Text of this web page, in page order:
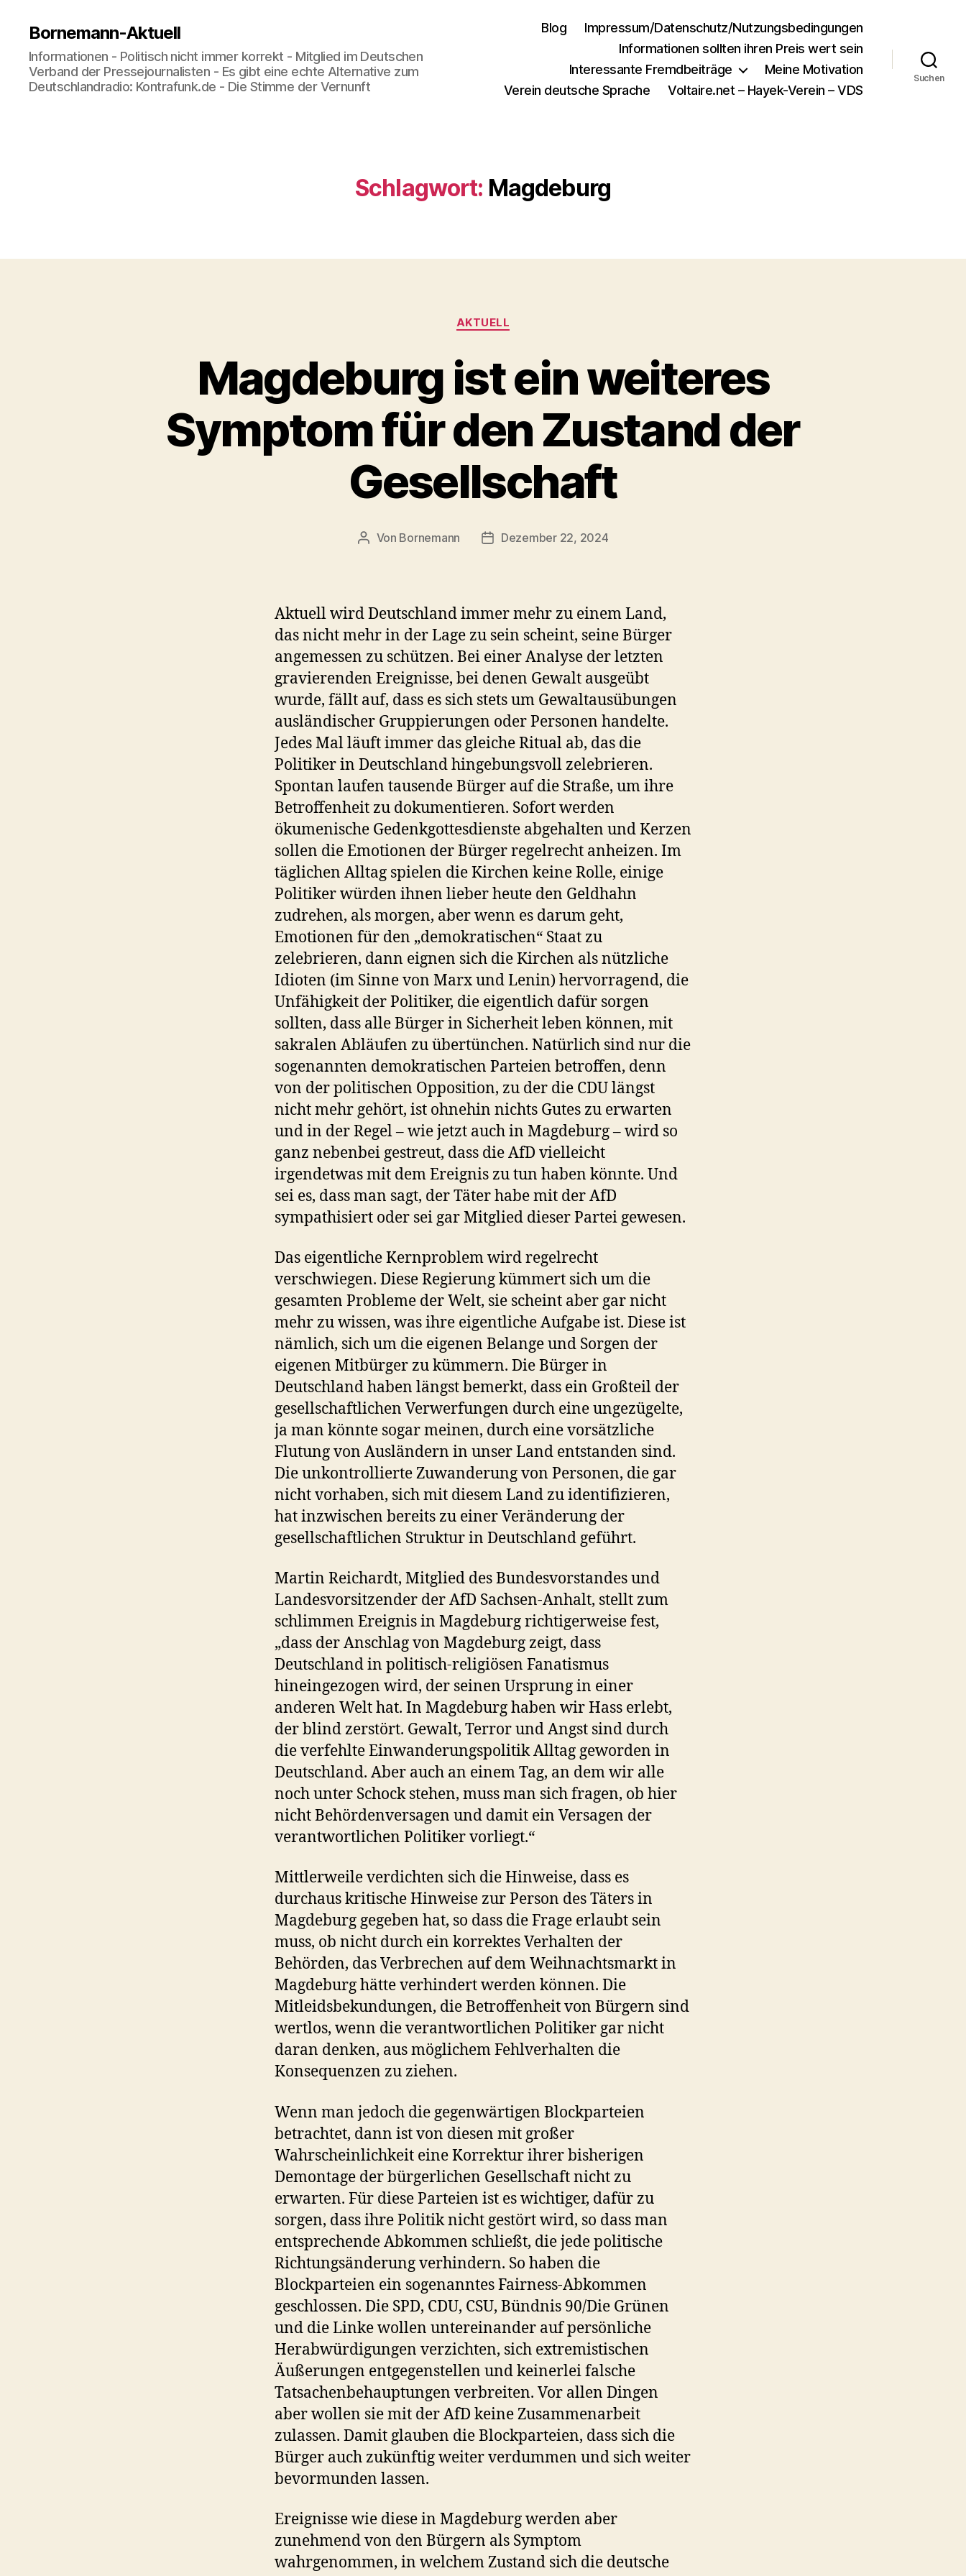
Bornemann-Aktuell
Informationen - Politisch nicht immer korrekt - Mitglied im Deutschen
Verband der Pressejournalisten - Es gibt eine echte Alternative zum
Deutschlandradio: Kontrafunk.de - Die Stimme der Vernunft
Blog
Impressum/Datenschutz/Nutzungsbedingungen
Informationen sollten ihren Preis wert sein
Interessante Fremdbeiträge
Meine Motivation
Verein deutsche Sprache
Voltaire.net – Hayek-Verein – VDS
Suchen
Schlagwort: Magdeburg
Kategorien
AKTUELL
Magdeburg ist ein weiteres
Symptom für den Zustand der
Gesellschaft
Beitragsautor
Von Bornemann Veröffentlichungsdatum
Dezember 22, 2024
Aktuell wird Deutschland immer mehr zu einem Land,
das nicht mehr in der Lage zu sein scheint, seine Bürger
angemessen zu schützen. Bei einer Analyse der letzten
gravierenden Ereignisse, bei denen Gewalt ausgeübt
wurde, fällt auf, dass es sich stets um Gewaltausübungen
ausländischer Gruppierungen oder Personen handelte.
Jedes Mal läuft immer das gleiche Ritual ab, das die
Politiker in Deutschland hingebungsvoll zelebrieren.
Spontan laufen tausende Bürger auf die Straße, um ihre
Betroffenheit zu dokumentieren. Sofort werden
ökumenische Gedenkgottesdienste abgehalten und Kerzen
sollen die Emotionen der Bürger regelrecht anheizen. Im
täglichen Alltag spielen die Kirchen keine Rolle, einige
Politiker würden ihnen lieber heute den Geldhahn
zudrehen, als morgen, aber wenn es darum geht,
Emotionen für den „demokratischen“ Staat zu
zelebrieren, dann eignen sich die Kirchen als nützliche
Idioten (im Sinne von Marx und Lenin) hervorragend, die
Unfähigkeit der Politiker, die eigentlich dafür sorgen
sollten, dass alle Bürger in Sicherheit leben können, mit
sakralen Abläufen zu übertünchen. Natürlich sind nur die
sogenannten demokratischen Parteien betroffen, denn
von der politischen Opposition, zu der die CDU längst
nicht mehr gehört, ist ohnehin nichts Gutes zu erwarten
und in der Regel – wie jetzt auch in Magdeburg – wird so
ganz nebenbei gestreut, dass die AfD vielleicht
irgendetwas mit dem Ereignis zu tun haben könnte. Und
sei es, dass man sagt, der Täter habe mit der AfD
sympathisiert oder sei gar Mitglied dieser Partei gewesen.
Das eigentliche Kernproblem wird regelrecht
verschwiegen. Diese Regierung kümmert sich um die
gesamten Probleme der Welt, sie scheint aber gar nicht
mehr zu wissen, was ihre eigentliche Aufgabe ist. Diese ist
nämlich, sich um die eigenen Belange und Sorgen der
eigenen Mitbürger zu kümmern. Die Bürger in
Deutschland haben längst bemerkt, dass ein Großteil der
gesellschaftlichen Verwerfungen durch eine ungezügelte,
ja man könnte sogar meinen, durch eine vorsätzliche
Flutung von Ausländern in unser Land entstanden sind.
Die unkontrollierte Zuwanderung von Personen, die gar
nicht vorhaben, sich mit diesem Land zu identifizieren,
hat inzwischen bereits zu einer Veränderung der
gesellschaftlichen Struktur in Deutschland geführt.
Martin Reichardt, Mitglied des Bundesvorstandes und
Landesvorsitzender der AfD Sachsen-Anhalt, stellt zum
schlimmen Ereignis in Magdeburg richtigerweise fest,
„dass der Anschlag von Magdeburg zeigt, dass
Deutschland in politisch-religiösen Fanatismus
hineingezogen wird, der seinen Ursprung in einer
anderen Welt hat. In Magdeburg haben wir Hass erlebt,
der blind zerstört. Gewalt, Terror und Angst sind durch
die verfehlte Einwanderungspolitik Alltag geworden in
Deutschland. Aber auch an einem Tag, an dem wir alle
noch unter Schock stehen, muss man sich fragen, ob hier
nicht Behördenversagen und damit ein Versagen der
verantwortlichen Politiker vorliegt.“
Mittlerweile verdichten sich die Hinweise, dass es
durchaus kritische Hinweise zur Person des Täters in
Magdeburg gegeben hat, so dass die Frage erlaubt sein
muss, ob nicht durch ein korrektes Verhalten der
Behörden, das Verbrechen auf dem Weihnachtsmarkt in
Magdeburg hätte verhindert werden können. Die
Mitleidsbekundungen, die Betroffenheit von Bürgern sind
wertlos, wenn die verantwortlichen Politiker gar nicht
daran denken, aus möglichem Fehlverhalten die
Konsequenzen zu ziehen.
Wenn man jedoch die gegenwärtigen Blockparteien
betrachtet, dann ist von diesen mit großer
Wahrscheinlichkeit eine Korrektur ihrer bisherigen
Demontage der bürgerlichen Gesellschaft nicht zu
erwarten. Für diese Parteien ist es wichtiger, dafür zu
sorgen, dass ihre Politik nicht gestört wird, so dass man
entsprechende Abkommen schließt, die jede politische
Richtungsänderung verhindern. So haben die
Blockparteien ein sogenanntes Fairness-Abkommen
geschlossen. Die SPD, CDU, CSU, Bündnis 90/Die Grünen
und die Linke wollen untereinander auf persönliche
Herabwürdigungen verzichten, sich extremistischen
Äußerungen entgegenstellen und keinerlei falsche
Tatsachenbehauptungen verbreiten. Vor allen Dingen
aber wollen sie mit der AfD keine Zusammenarbeit
zulassen. Damit glauben die Blockparteien, dass sich die
Bürger auch zukünftig weiter verdummen und sich weiter
bevormunden lassen.
Ereignisse wie diese in Magdeburg werden aber
zunehmend von den Bürgern als Symptom
wahrgenommen, in welchem Zustand sich die deutsche